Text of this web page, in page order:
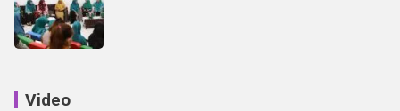
Video